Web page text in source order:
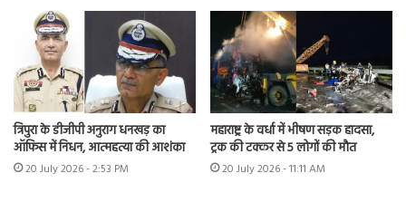
त्रिपुरा के डीजीपी अनुराग धनखड़ का
ऑफिस में निधन, आत्महत्या की आशंका
20 July 2026 - 2:53 PM
महाराष्ट्र के वर्धा में भीषण सड़क हादसा,
ट्रक की टक्कर से 5 लोगों की मौत
20 July 2026 - 11:11 AM